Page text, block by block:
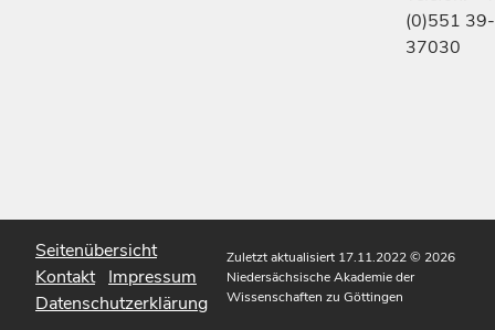
(0)551 39-
37030
Seitenübersicht
Kontakt Impressum
Datenschutzerklärung
Zuletzt aktualisiert 17.11.2022© 2026
Niedersächsische Akademie der
Wissenschaften zu Göttingen